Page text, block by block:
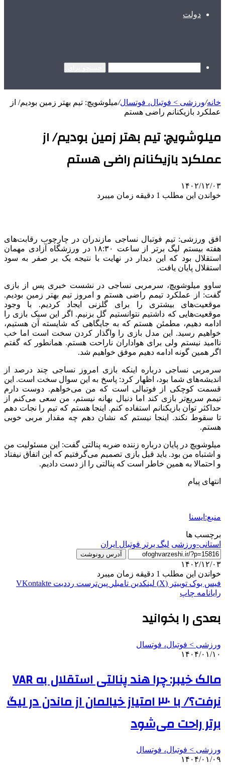
دولت
خانه/ورزشی > فوتبال، فوتسال/میلوشویچ: تیم بهتر زمین بودیم/ از
عملکرد بازیکنانم راضی هستم
میلوشویچ: تیم بهتر زمین بودیم/ از
عملکرد بازیکنانم راضی هستم
۱۴۰۲/۱۲/۰۳
خواندن این مطلب 1 دقیقه زمان میبرد
افق ورزشی: تیم فوتبال نساجی مازندران در چارچوب رقابت‌های
هفته بیستم لیگ برتر از ساعت ۱۸:۳۰ در ورزشگاه آزادی مهمان
استقلال بود که این دیدار در نهایت با نتیجه یک بر صفر به سود
استقلال پایان یافت.
ساوو میلوشویچ، سرمربی نساجی در نشست خبری پس از بازی
گفت: از عملکرد تیمم راضی هستم و امروز تیم بهتر زمین بودیم.
موقعیت‌های بیشتری را برای گلزنی ایجاد کردیم. با وجود
موقعیت‌هایی که داشتیم نتوانستیم گل بزنیم. اگر این سبک بازی را
ادامه دهیم، مطمئن هستم که به جایگاهی که شایسته آن هستیم،
خواهیم رسید. این مدل بازی را واگذار کردن سخت است اما خب
ناامید نیستم ولی برای هواداران ناراحت هستم. همانطور که گفتم
اگر همین گونه ادامه دهیم موفق خواهیم شد.
سرمربی نساجی درباره اینکه بازی امروز نساجی چند درصد از
اندیشه‌های شما بود، اظهار کرد: پاسخ به این سوال سخت است. این
قسمت کوچکی از فوتبالی است که من می‌خواهم. دوست دارم
تیمم سریع‌تر بازی کند اما دنبال بهانه نیستم، من سعی می‌کنم از
حداکثر توان بازیکنانم استفاده کنم. اینجا هستم که تیم را نجات دهم
تا سقوط نکند. اینجا نیستم که نشان دهم چه مقدار مربی خوبی
هستم.
میلوشویچ در پایان درباره زننده ضربه پنالتی گفت: این مسئولیت من
و اشتباه من بود. باید قبل بازی تصمیم می‌گرفتیم که این اتفاق نیفتاد
و احتمالا به همین خاطر است که پنالتی را از دست دادیم.
انتهای پیام
منبع:ایسنا
برچسب ها
استانی-ورزشی ليگ برتر فوتبال ایران
آدرس رونوشت
۱۴۰۲/۱۲/۰۳
خواندن این مطلب 1 دقیقه زمان میبرد
فیس بوک توییتر (X) لینکدین ‫تامبلر ‫پین‌ترست ‫رددیت ‫VKontakte
رایانامه چاپ
بعدی را بخوانید
ورزشی > فوتبال، فوتسال
۱۴۰۴/۰۱/۱۰
مالک خیبر: چرا هند پنالتی استقلال به VAR
نرفت؟/ با ۳۰ امتیاز خیالمان از ماندن در لیگ
برتر راحت می‌شود
ورزشی > فوتبال، فوتسال
۱۴۰۴/۰۱/۰۹